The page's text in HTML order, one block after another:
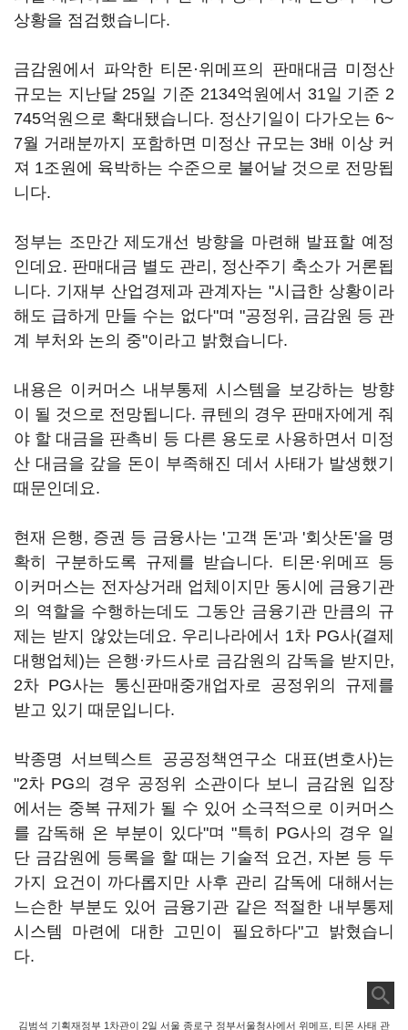
상황을 점검했습니다.
금감원에서 파악한 티몬·위메프의 판매대금 미정산
규모는 지난달 25일 기준 2134억원에서 31일 기준 2
745억원으로 확대됐습니다. 정산기일이 다가오는 6~
7월 거래분까지 포함하면 미정산 규모는 3배 이상 커
져 1조원에 육박하는 수준으로 불어날 것으로 전망됩
니다.
정부는 조만간 제도개선 방향을 마련해 발표할 예정
인데요. 판매대금 별도 관리, 정산주기 축소가 거론됩
니다. 기재부 산업경제과 관계자는 "시급한 상황이라
해도 급하게 만들 수는 없다"며 "공정위, 금감원 등 관
계 부처와 논의 중"이라고 밝혔습니다.
내용은 이커머스 내부통제 시스템을 보강하는 방향
이 될 것으로 전망됩니다. 큐텐의 경우 판매자에게 줘
야 할 대금을 판촉비 등 다른 용도로 사용하면서 미정
산 대금을 갚을 돈이 부족해진 데서 사태가 발생했기
때문인데요.
현재 은행, 증권 등 금융사는 '고객 돈'과 '회삿돈'을 명
확히 구분하도록 규제를 받습니다. 티몬·위메프 등
이커머스는 전자상거래 업체이지만 동시에 금융기관
의 역할을 수행하는데도 그동안 금융기관 만큼의 규
제는 받지 않았는데요. 우리나라에서 1차 PG사(결제
대행업체)는 은행·카드사로 금감원의 감독을 받지만,
2차 PG사는 통신판매중개업자로 공정위의 규제를
받고 있기 때문입니다.
박종명 서브텍스트 공공정책연구소 대표(변호사)는
"2차 PG의 경우 공정위 소관이다 보니 금감원 입장
에서는 중복 규제가 될 수 있어 소극적으로 이커머스
를 감독해 온 부분이 있다"며 "특히 PG사의 경우 일
단 금감원에 등록을 할 때는 기술적 요건, 자본 등 두
가지 요건이 까다롭지만 사후 관리 감독에 대해서는
느슨한 부분도 있어 금융기관 같은 적절한 내부통제
시스템 마련에 대한 고민이 필요하다"고 밝혔습니
다.
김범석 기획재정부 1차관이 2일 서울 종로구 정부서울청사에서 위메프, 티몬 사태 관